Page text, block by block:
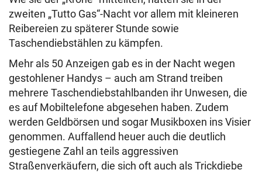
zweiten „Tutto Gas“-Nacht vor allem mit kleineren
Reibereien zu späterer Stunde sowie
Taschendiebstählen zu kämpfen.
Mehr als 50 Anzeigen gab es in der Nacht wegen
gestohlener Handys – auch am Strand treiben
mehrere Taschendiebstahlbanden ihr Unwesen, die
es auf Mobiltelefone abgesehen haben. Zudem
werden Geldbörsen und sogar Musikboxen ins Visier
genommen. Auffallend heuer auch die deutlich
gestiegene Zahl an teils aggressiven
Straßenverkäufern, die sich oft auch als Trickdiebe